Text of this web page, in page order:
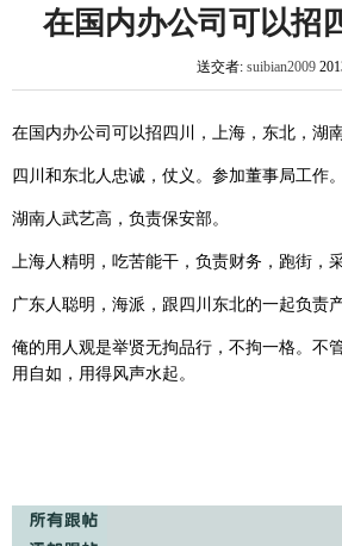
在国内办公司可以招
送交者: suibian2009
在国内办公司可以招四川，上海，东北，湖
四川和东北人忠诚，仗义。参加董事局工作。
湖南人武艺高，负责保安部。
上海人精明，吃苦能干，负责财务，跑街，
广东人聪明，海派，跟四川东北的一起负责
俺的用人观是举贤无拘品行，不拘一格。不
用自如，用得风声水起。